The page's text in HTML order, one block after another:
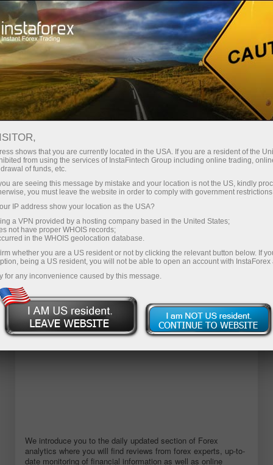
For Traders Analytical Reviews Technical analysis
16.10.2025: Forex Analysis &
Reviews: Forex forecast 16/10/2025:
EUR/USD, GBP/USD USDX and Bitcoin
Mở tài khoản giao dịch
Mở tài khoản demo
We introduce you to the daily updated section of Forex
analytics where you will find reviews from forex experts, up-to-
date monitoring of financial information as well as online
shows that you are currently located in the USA. If you are a resident of the
from using the services of InstaFintech Group including online trading,
of funds, etc.
are seeing this message by mistake and your location is not the US, kindly
you must leave the website in order to comply with government
IP address show your location as the USA?
a VPN provided by a hosting company based in the United States;
not have proper WHOIS records;
in the WHOIS geolocation database.
whether you are a US resident or not by clicking the relevant button below. If
being a US resident, you will not be able to open an account with InstaForex
for any inconvenience caused by this message.